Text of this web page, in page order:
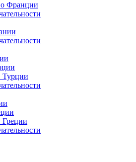
Франции
Турции
Греции